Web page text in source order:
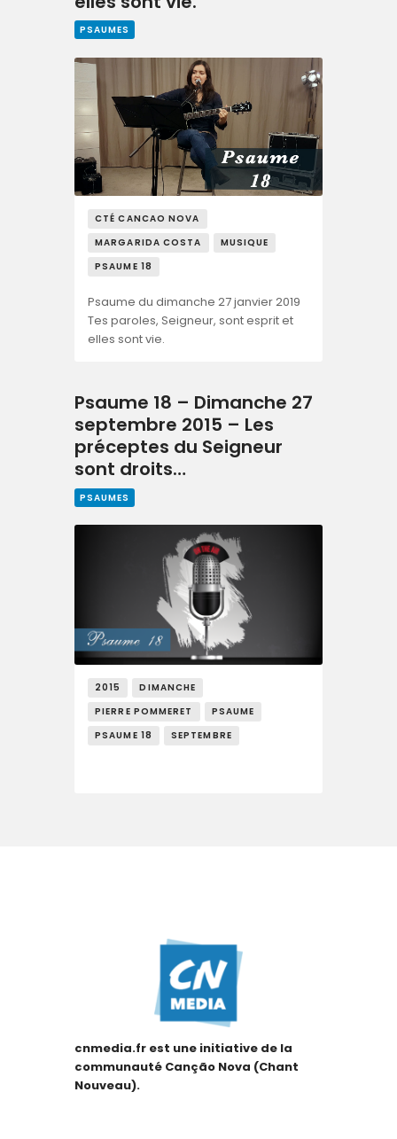
PSAUMES
CTÉ CANCAO NOVA
MARGARIDA COSTA
MUSIQUE
PSAUME 18
Psaume du dimanche 27 janvier 2019
Tes paroles, Seigneur, sont esprit et
elles sont vie.
Psaume 18 – Dimanche 27
septembre 2015 – Les
préceptes du Seigneur
sont droits…
PSAUMES
2015
DIMANCHE
PIERRE POMMERET
PSAUME
PSAUME 18
SEPTEMBRE
cnmedia.fr est une initiative de la
communauté Canção Nova (Chant
Nouveau).